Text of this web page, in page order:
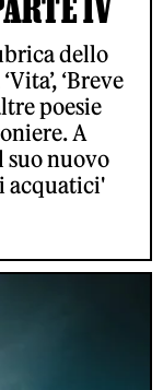
IV
dello
‘Breve
poesie
A
suo nuovo
acquatici'